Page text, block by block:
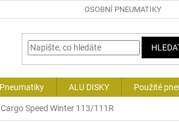
OSOBNÍ PNEUMATIKY
ALU DISKY Použité
Speed Winter 113/111R